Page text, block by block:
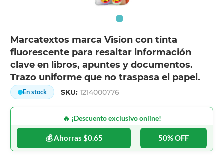
Marcatextos marca Vision con tinta
fluorescente para resaltar información
clave en libros, apuntes y documentos.
Trazo uniforme que no traspasa el papel.
En stock SKU:1214000776
🔥 ¡Descuento exclusivo online!
💰 Ahorras $0.65 50% OFF